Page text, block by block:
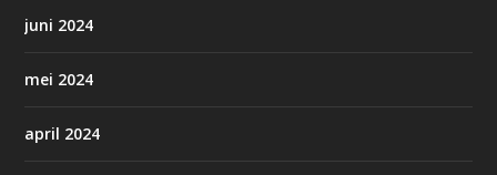
juni 2024
mei 2024
april 2024